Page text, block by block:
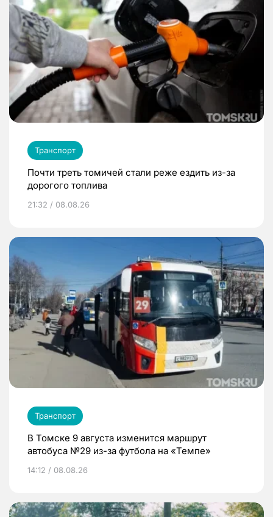
Транспорт
Почти треть томичей стали реже ездить из-за
дорогого топлива
21:32 / 08.08.26
Транспорт
В Томске 9 августа изменится маршрут
автобуса №29 из-за футбола на «Темпе»
14:12 / 08.08.26